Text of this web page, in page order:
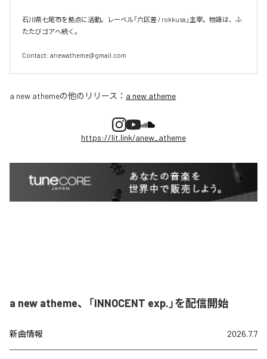
石川県七尾市を拠点に活動。レーベル「六区差 / rokkusa」主宰。物語は、ふ
たたびゴアへ続く。
Contact: anewatheme@gmail.com
a new athemeの他のリリース： a new atheme
https://lit.link/anew_atheme
a new atheme、「INNOCENT exp.」を配信開始
新曲情報 2026.7.7